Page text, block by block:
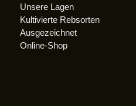
Unsere Lagen
Kultivierte Rebsorten
Ausgezeichnet
Online-Shop